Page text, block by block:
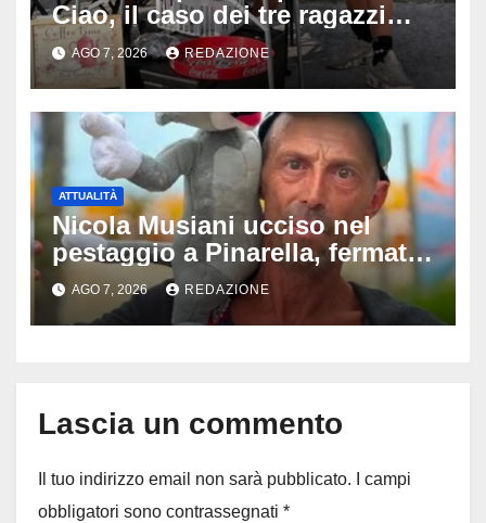
Ciao, il caso dei tre ragazzi
divide l’Italia: Fedriga li invita
in Regione, Vannacci li
difende
AGO 7, 2026 REDAZIONE
ATTUALITÀ
Nicola Musiani ucciso nel
pestaggio a Pinarella, fermati
quattro giovani: la svolta
dopo video, intercettazioni e
pedinamenti
AGO 7, 2026 REDAZIONE
Lascia un commento
Il tuo indirizzo email non sarà pubblicato.
I campi
obbligatori sono contrassegnati *